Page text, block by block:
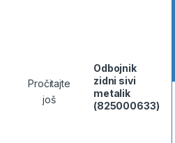
Pročitajte
još
Odbojnik
zidni sivi
metalik
(825000633)